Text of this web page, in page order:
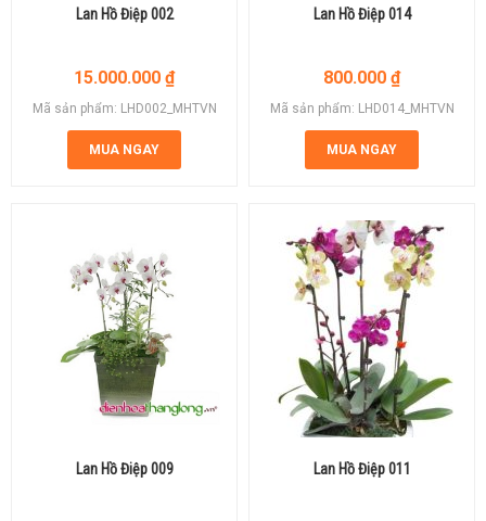
Lan Hồ Điệp 002
15.000.000 ₫
Mã sản phẩm: LHD002_MHTVN
MUA NGAY
Lan Hồ Điệp 014
800.000 ₫
Mã sản phẩm: LHD014_MHTVN
MUA NGAY
Lan Hồ Điệp 009 Lan Hồ Điệp 011